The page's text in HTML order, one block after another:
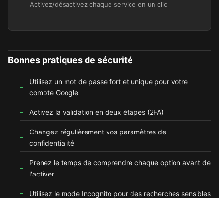
Activez/désactivez chaque service en un clic
Bonnes pratiques de sécurité
Utilisez un mot de passe fort et unique pour votre
compte Google
Activez la validation en deux étapes (2FA)
Changez régulièrement vos paramètres de
confidentialité
Prenez le temps de comprendre chaque option avant de
l'activer
Utilisez le mode Incognito pour des recherches sensibles